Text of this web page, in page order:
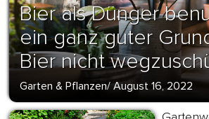
Bier als Dünger
ein ganz guter
Bier nicht
Garten & Pflanzen/ August 16, 2022